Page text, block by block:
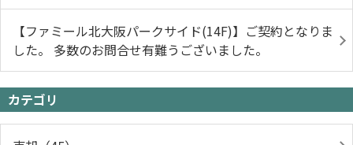
【ファミール北大阪パークサイド(14F)】ご契約となりま
した。 多数のお問合せ有難うございました。
カテゴリ